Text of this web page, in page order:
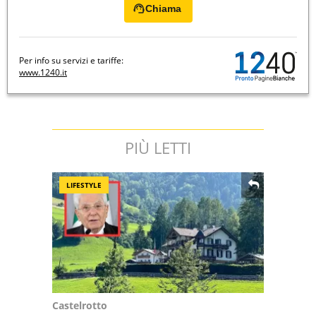
Chiama
Per info su servizi e tariffe:
www.1240.it
PIÙ LETTI
LIFESTYLE
Castelrotto